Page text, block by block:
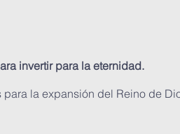
invertir para la eternidad.
la expansión del Reino de